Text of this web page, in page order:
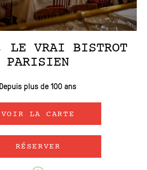
LE VRAI BISTROT
PARISIEN
Depuis plus de 100 ans
VOIR LA CARTE
RÉSERVER